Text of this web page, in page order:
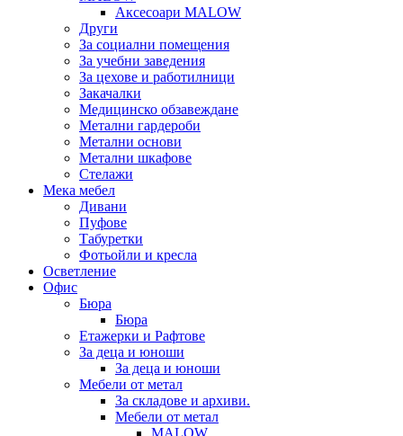
Аксесоари MALOW
Други
За социални помещения
За учебни заведения
За цехове и работилници
Закачалки
Медицинско обзавеждане
Метални гардероби
Метални основи
Метални шкафове
Стелажи
Мека мебел
Дивани
Пуфове
Табуретки
Фотьойли и кресла
Осветление
Офис
Бюра
Бюра
Етажерки и Рафтове
За деца и юноши
За деца и юноши
Мебели от метал
За складове и архиви.
Мебели от метал
MALOW